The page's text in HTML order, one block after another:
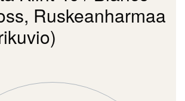
Ruskeanharmaa